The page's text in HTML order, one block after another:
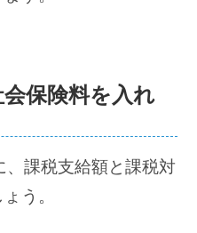
保険料を入れ
、課税支給額と課税対
う。